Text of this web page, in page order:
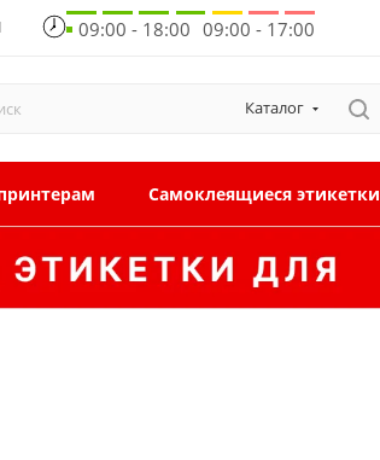
09:00 - 18:00 09:00 - 17:00
Каталог
Самоклеящиеся этикетки